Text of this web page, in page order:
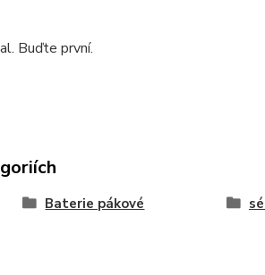
Buďte první.
Baterie pákové